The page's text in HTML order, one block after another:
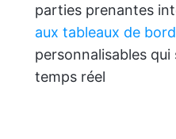
parties prenantes
aux tableaux de
personnalisables
temps réel